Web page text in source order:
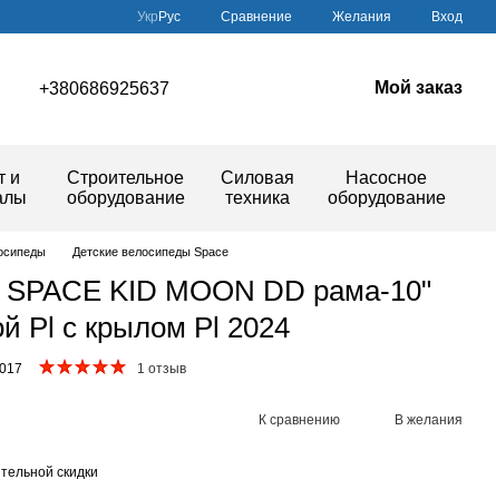
Укр Рус Сравнение Желания Вход
+380686925637 Мой заказ
и
Строительное
оборудование
Силовая
техника
Насосное
оборудование
Детские велосипеды Space
KID MOON DD рама-10"
Pl с крылом Pl 2024
1 отзыв
К сравнению В желания
скидки